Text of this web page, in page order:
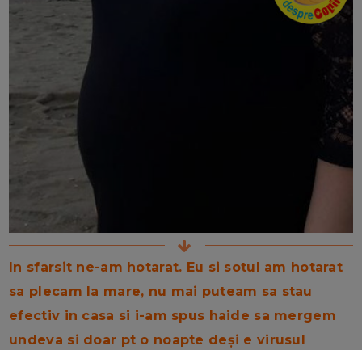
In sfarsit ne-am hotarat. Eu si sotul am hotarat
sa plecam la mare, nu mai puteam sa stau
efectiv in casa si i-am spus haide sa mergem
undeva si doar pt o noapte deși e virusul